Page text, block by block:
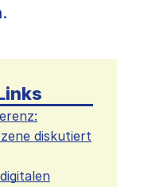
diskutiert